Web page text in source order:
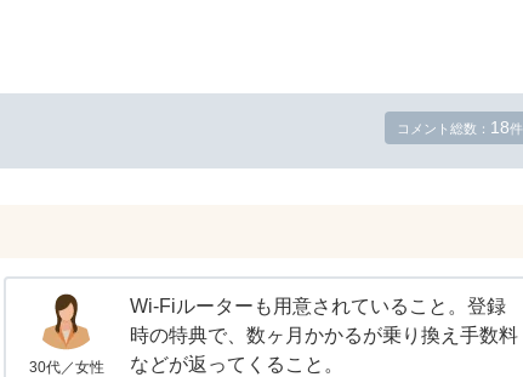
コメント総数： 18件
30代／女性
Wi-Fiルーターも用意されていること。登録
時の特典で、数ヶ月かかるが乗り換え手数料
などが返ってくること。